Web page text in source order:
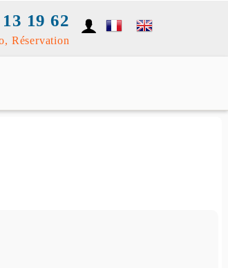
19 62
Réservation